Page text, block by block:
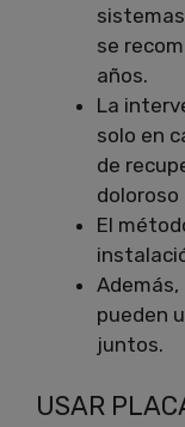
se
años.
La
solo en
de
doloroso
El
pueden
juntos.
USAR